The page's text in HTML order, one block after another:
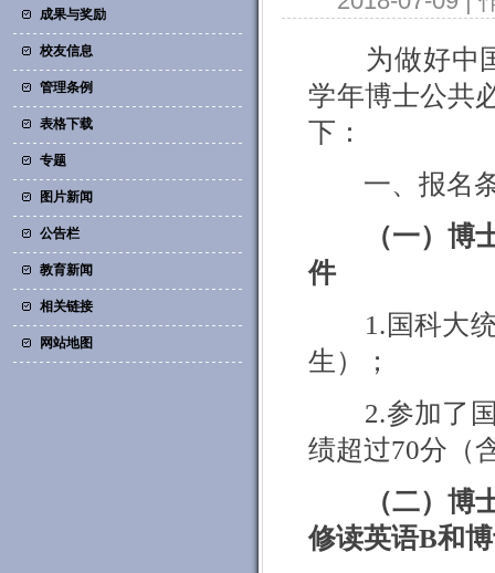
成果与奖励
校友信息
管理条例
表格下载
专题
图片新闻
公告栏
教育新闻
相关链接
网站地图
为做好中
学年博士公共
下：
一、报名
（一）
件
1.国科大
生）
；
2.参加了
绩超过70分（
（二）
修读英语B和